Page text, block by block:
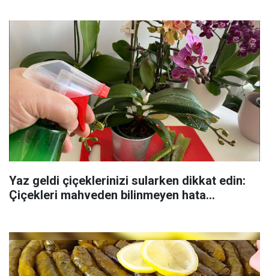
Yaz geldi çiçeklerinizi sularken dikkat edin:
Çiçekleri mahveden bilinmeyen hata...